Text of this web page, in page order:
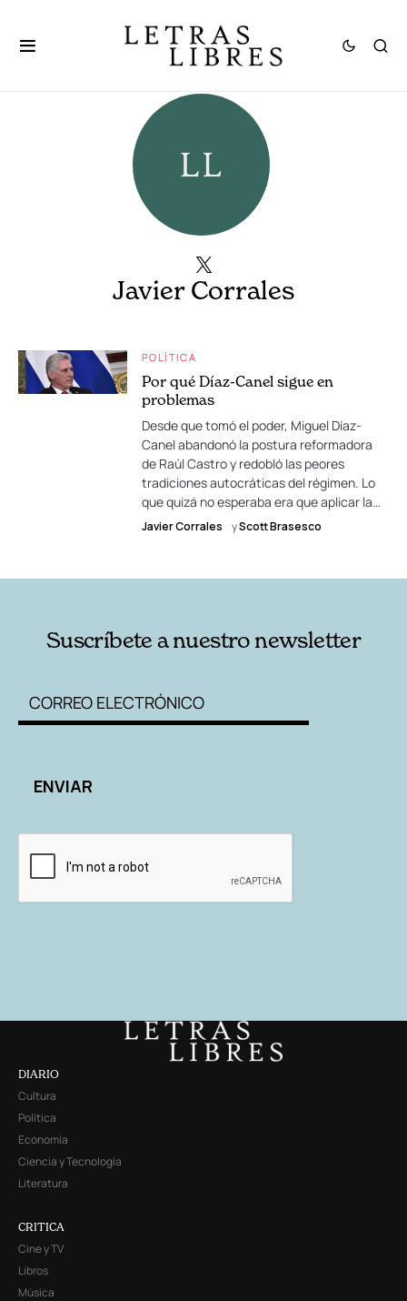
Javier Corrales
POLÍTICA
Por qué Díaz-Canel sigue en
problemas
Desde que tomó el poder, Miguel Díaz-
Canel abandonó la postura reformadora
de Raúl Castro y redobló las peores
tradiciones autocráticas del régimen. Lo
que quizá no esperaba era que aplicar la…
Javier Corrales yScott Brasesco
Suscríbete a nuestro newsletter
DIARIO
Cultura
Política
Economía
Ciencia y Tecnología
Literatura
CRITICA
Cine y TV
Libros
Música